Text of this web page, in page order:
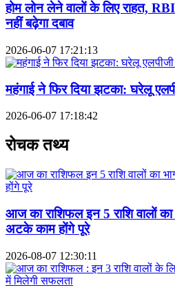
होम लोन लेने वालों के लिए राहत,
नहीं बढ़ेगा दबाव
2026-06-07 17:21:13
महंगाई ने फिर दिया झटका: घरेलू
2026-06-07 17:18:42
रोचक तथ्य
आज का राशिफल इन 5 राशि वालों
अटके काम होंगे पूरे
2026-08-07 12:30:11